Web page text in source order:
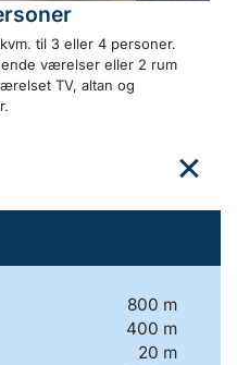
til 3 eller 4 personer.
værelser eller 2 rum
TV, altan og
800 m
400 m
20 m